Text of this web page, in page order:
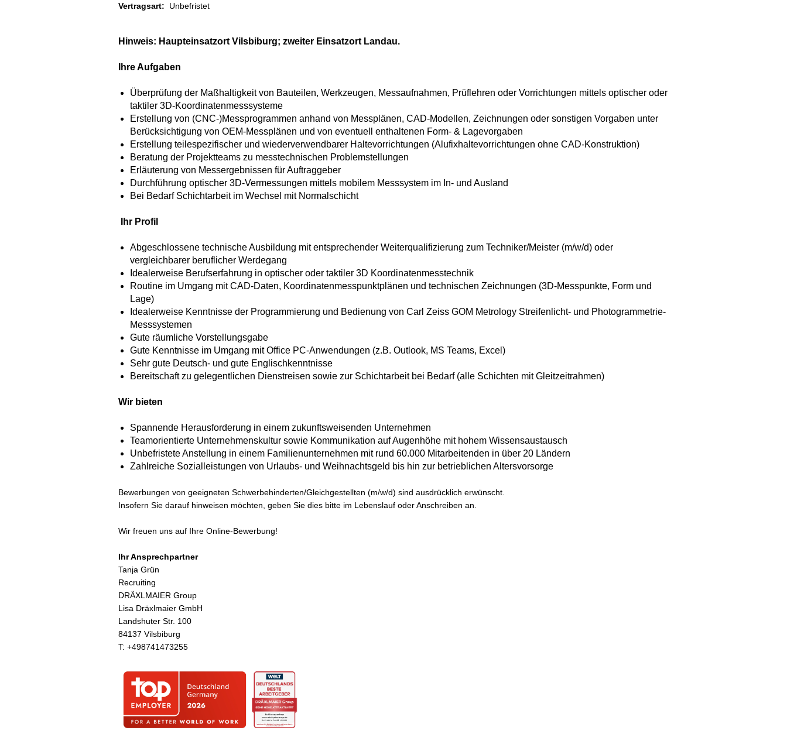
Vertragsart: Unbefristet
Hinweis: Haupteinsatzort Vilsbiburg; zweiter Einsatzort Landau.
Ihre Aufgaben
Überprüfung der Maßhaltigkeit von Bauteilen, Werkzeugen, Messaufnahmen, Prüflehren oder Vorrichtungen mittels optischer oder
taktiler 3D-Koordinatenmesssysteme
Erstellung von (CNC-)Messprogrammen anhand von Messplänen, CAD-Modellen, Zeichnungen oder sonstigen Vorgaben unter
Berücksichtigung von OEM-Messplänen und von eventuell enthaltenen Form- & Lagevorgaben
Erstellung teilespezifischer und wiederverwendbarer Haltevorrichtungen (Alufixhaltevorrichtungen ohne CAD-Konstruktion)
Beratung der Projektteams zu messtechnischen Problemstellungen
Erläuterung von Messergebnissen für Auftraggeber
Durchführung optischer 3D-Vermessungen mittels mobilem Messsystem im In- und Ausland
Bei Bedarf Schichtarbeit im Wechsel mit Normalschicht
Ihr Profil
Abgeschlossene technische Ausbildung mit entsprechender Weiterqualifizierung zum Techniker/Meister (m/w/d) oder
vergleichbarer beruflicher Werdegang
Idealerweise Berufserfahrung in optischer oder taktiler 3D Koordinatenmesstechnik
Routine im Umgang mit CAD-Daten, Koordinatenmesspunktplänen und technischen Zeichnungen (3D-Messpunkte, Form und
Lage)
Idealerweise Kenntnisse der Programmierung und Bedienung von Carl Zeiss GOM Metrology Streifenlicht- und Photogrammetrie-
Messsystemen
Gute räumliche Vorstellungsgabe
Gute Kenntnisse im Umgang mit Office PC-Anwendungen (z.B. Outlook, MS Teams, Excel)
Sehr gute Deutsch- und gute Englischkenntnisse
Bereitschaft zu gelegentlichen Dienstreisen sowie zur Schichtarbeit bei Bedarf (alle Schichten mit Gleitzeitrahmen)
Wir bieten
Spannende Herausforderung in einem zukunftsweisenden Unternehmen
Teamorientierte Unternehmenskultur sowie Kommunikation auf Augenhöhe mit hohem Wissensaustausch
Unbefristete Anstellung in einem Familienunternehmen mit rund 60.000 Mitarbeitenden in über 20 Ländern
Zahlreiche Sozialleistungen von Urlaubs- und Weihnachtsgeld bis hin zur betrieblichen Altersvorsorge
Bewerbungen von geeigneten Schwerbehinderten/Gleichgestellten (m/w/d) sind ausdrücklich erwünscht.
Insofern Sie darauf hinweisen möchten, geben Sie dies bitte im Lebenslauf oder Anschreiben an.
Wir freuen uns auf Ihre Online-Bewerbung!
Ihr Ansprechpartner
Tanja Grün
Recruiting
DRÄXLMAIER Group
Lisa Dräxlmaier GmbH
Landshuter Str. 100
84137 Vilsbiburg
T: ​+498741473255​